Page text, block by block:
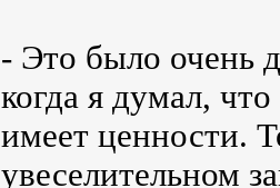
- Это было очень
когда я думал,
имеет ценности.
увеселительном